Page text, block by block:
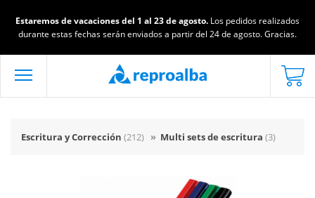
Estaremos de vacaciones del 1 al 23 de agosto. Los pedidos realizados
durante estas fechas serán enviados a partir del 24 de agosto. Gracias.
Escritura y Corrección (212) » Multi sets de escritura (3)